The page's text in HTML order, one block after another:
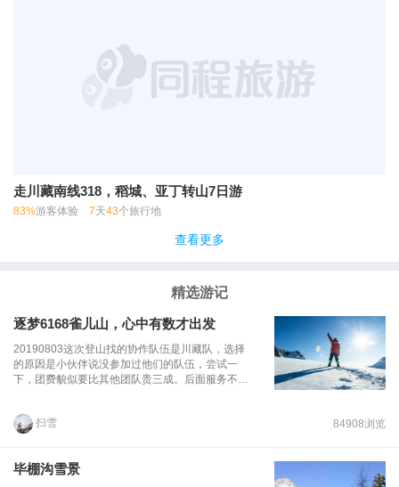
走川藏南线318，稻城、亚丁转山7日游
83%游客体验 7天43个旅行地
查看更多
精选游记
逐梦6168雀儿山，心中有数才出发
20190803这次登山找的协作队伍是川藏队，选择
的原因是小伙伴说没参加过他们的队伍，尝试一
下，团费貌似要比其他团队贵三成。后面服务不
动诸多不便，真心不合适。还好， 成都 到 甘孜 由
290元，到达为 甘孜 县汽车站，每天一班6点30
扫雪 84908浏览
毕棚沟雪景